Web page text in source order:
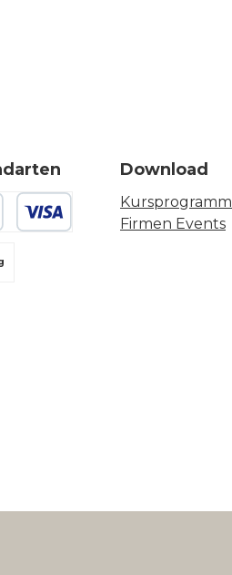
Download
Kursprogramm
Firmen Events